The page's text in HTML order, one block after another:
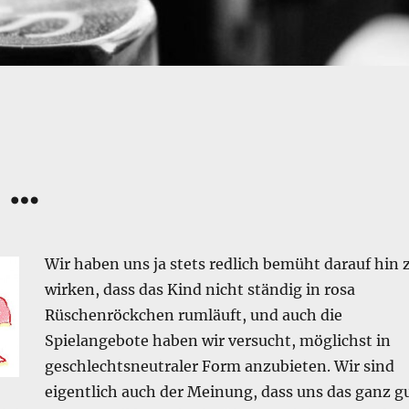
…
Wir haben uns ja stets redlich bemüht darauf hin
wirken, dass das Kind nicht ständig in rosa
Rüschenröckchen rumläuft, und auch die
Spielangebote haben wir versucht, möglichst in
geschlechtsneutraler Form anzubieten. Wir sind
eigentlich auch der Meinung, dass uns das ganz